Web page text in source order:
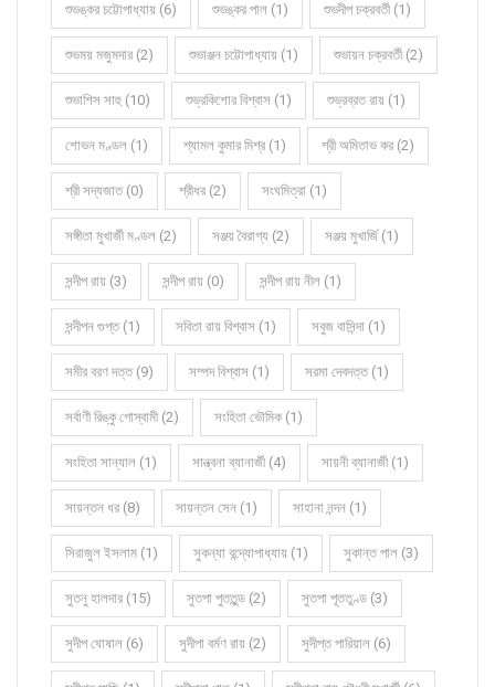
শুভঙ্কর চট্টোপাধ্যায় (6) শুভঙ্কর পাল (1) শুভদীপ চক্রবর্তী (1)
শুভময় মজুমদার (2) শুভাঞ্জন চট্টোপাধ্যায় (1) শুভায়ন চক্রবর্তী (2)
শুভাশিস সাহু (10) শুভ্রকিশোর বিশ্বাস (1) শুভ্রব্রত রায় (1)
শোভন মণ্ডল (1) শ্যামল কুমার মিশ্র (1) শ্রী অমিতাভ কর (2)
শ্রী সদ্যজাত (0) শ্রীধর (2) সংঘমিত্রা (1)
সঙ্গীতা মুখার্জী মণ্ডল (2) সঞ্জয় বৈরাগ্য (2) সঞ্জয় মুখার্জি (1)
সন্দীপ রায় (3) সন্দীপ রায় (0) সন্দীপ রায় নীল (1)
সন্দীপন গুপ্ত (1) সবিতা রায় বিশ্বাস (1) সবুজ বাসিন্দা (1)
সমীর বরণ দত্ত (9) সম্পদ বিশ্বাস (1) সরমা দেবদত্ত (1)
সর্বাণী রিঙ্কু গোস্বামী (2) সংহিতা ভৌমিক (1)
সংহিতা সান্যাল (1) সান্ত্বনা ব্যানার্জী (4) সায়নী ব্যানার্জী (1)
সায়ন্তন ধর (8) সায়ন্তন সেন (1) সাহানা নন্দন (1)
সিরাজুল ইসলাম (1) সুকন্যা বন্দ্যোপাধ্যায় (1) সুকান্ত পাল (3)
সুতনু হালদার (15) সুতপা পুততুন্ড (2) সুতপা পূততুণ্ড (3)
সুদীপ ঘোষাল (6) সুদীপা বর্মণ রায় (2) সুদীপ্ত পারিয়াল (6)